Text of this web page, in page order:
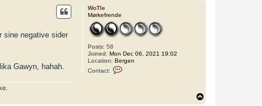
WoTle
Mørkefrende
Posts: 58
Joined: Mon Dec 06, 2021 19:02
Location: Bergen
Contact:
sine negative sider
Gawyn, hahah.